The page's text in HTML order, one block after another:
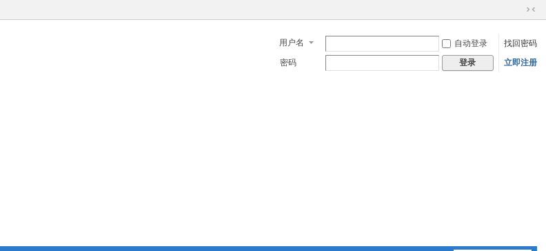
切
到
窄
用户名 自动登录
找回密码
密码
登录 立即注册